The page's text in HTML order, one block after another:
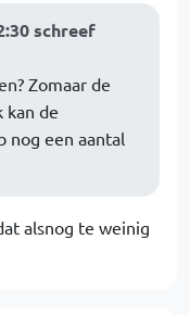
schreef
Zomaar de
kan de
nog een aantal
alsnog te weinig